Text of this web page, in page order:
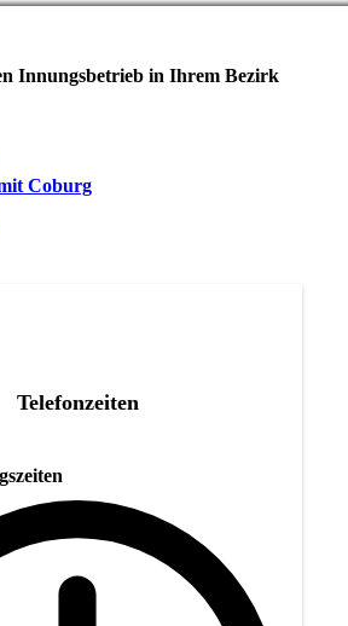
Innungsbetrieb in Ihrem Bezirk
Coburg
Telefonzeiten